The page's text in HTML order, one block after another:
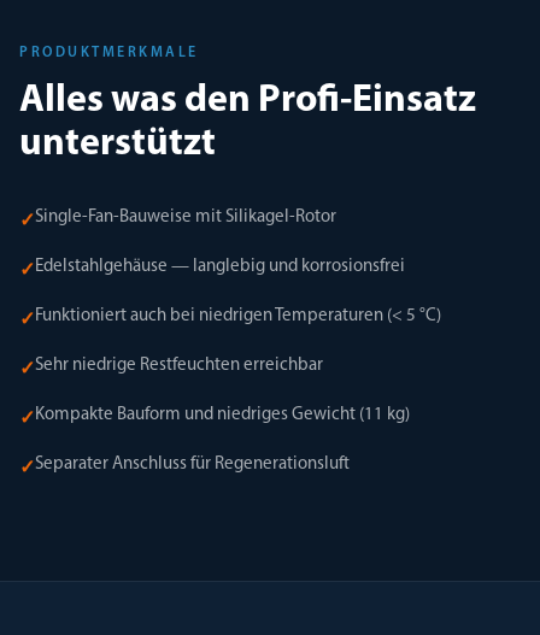
PRODUKTMERKMALE
Alles was den Profi-Einsatz
unterstützt
✓ Single-Fan-Bauweise mit Silikagel-Rotor
✓ Edelstahlgehäuse — langlebig und korrosionsfrei
✓ Funktioniert auch bei niedrigen Temperaturen (< 5 °C)
✓ Sehr niedrige Restfeuchten erreichbar
✓ Kompakte Bauform und niedriges Gewicht (11 kg)
✓ Separater Anschluss für Regenerationsluft